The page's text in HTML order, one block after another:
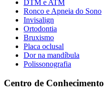
DTM e ATM
Ronco e Apneia do Sono
Invisalign
Ortodontia
Bruxismo
Placa oclusal
Dor na mandíbula
Polissonografia
Centro de Conhecimento